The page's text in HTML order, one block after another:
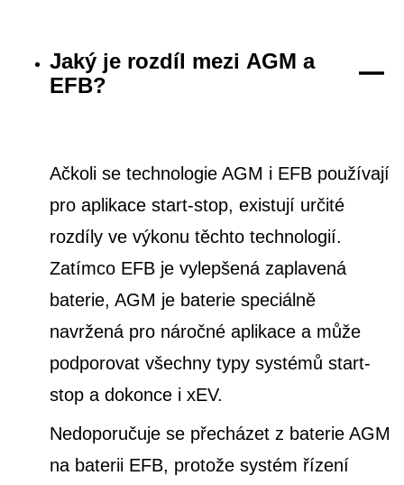
Jaký je rozdíl mezi AGM a
EFB?
Ačkoli se technologie AGM i EFB používají
pro aplikace start-stop, existují určité
rozdíly ve výkonu těchto technologií.
Zatímco EFB je vylepšená zaplavená
baterie, AGM je baterie speciálně
navržená pro náročné aplikace a může
podporovat všechny typy systémů start-
stop a dokonce i xEV.
Nedoporučuje se přecházet z baterie AGM
na baterii EFB, protože systém řízení